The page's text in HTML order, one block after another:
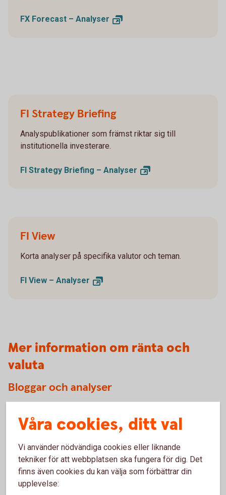
FX Forecast – Analyser
FI Strategy Briefing
Analyspublikationer som främst riktar sig till
institutionella investerare.
FI Strategy Briefing – Analyser
FI View
Korta analyser på specifika valutor och teman.
FI View – Analyser
Mer information om ränta och
valuta
Bloggar och analyser
Prenumerera på våra analyser viamejl
Våra cookies, ditt val
Vi använder nödvändiga cookies eller liknande
tekniker för att webbplatsen ska fungera för dig. Det
finns även cookies du kan välja som förbättrar din
upplevelse: